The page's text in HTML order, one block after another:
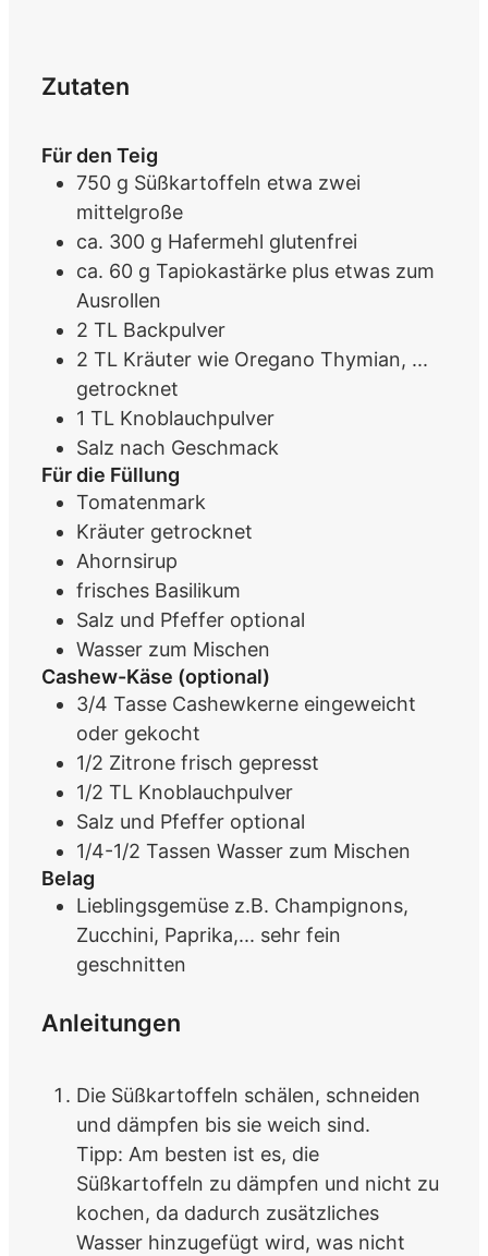
Zutaten
Für den Teig
750 g Süßkartoffeln etwa zwei
mittelgroße
ca. 300 g Hafermehl glutenfrei
ca. 60 g Tapiokastärke plus etwas zum
Ausrollen
2 TL Backpulver
2 TL Kräuter wie Oregano Thymian, ...
getrocknet
1 TL Knoblauchpulver
Salz nach Geschmack
Für die Füllung
Tomatenmark
Kräuter getrocknet
Ahornsirup
frisches Basilikum
Salz und Pfeffer optional
Wasser zum Mischen
Cashew-Käse (optional)
3/4 Tasse Cashewkerne eingeweicht
oder gekocht
1/2 Zitrone frisch gepresst
1/2 TL Knoblauchpulver
Salz und Pfeffer optional
1/4-1/2 Tassen Wasser zum Mischen
Belag
Lieblingsgemüse z.B. Champignons,
Zucchini, Paprika,... sehr fein
geschnitten
Anleitungen
Die Süßkartoffeln schälen, schneiden
und dämpfen bis sie weich sind.
Tipp: Am besten ist es, die
Süßkartoffeln zu dämpfen und nicht zu
kochen, da dadurch zusätzliches
Wasser hinzugefügt wird, was nicht